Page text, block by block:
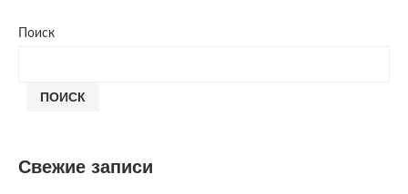
Поиск
ПОИСК
Свежие записи